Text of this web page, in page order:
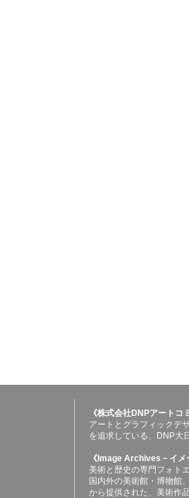
《株式会社DNPアート
アートとグラフィックデ
を追求している、DNP大
《Image Archives－イ
美術と歴史の専門フォト
国内外の美術館・博物館
から提供された、美術作